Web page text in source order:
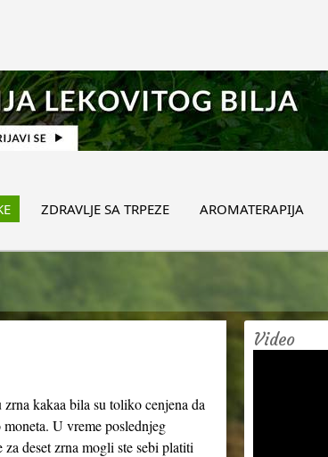
ZDRAVLJE SA TRPEZE AROMATERAPIJA
kakaa bila su toliko cenjena da
U vreme poslednjeg
deset zrna mogli ste sebi platiti
Video